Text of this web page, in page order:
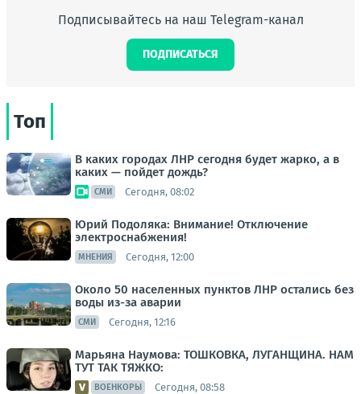
Подписывайтесь на наш Telegram-канал
ПОДПИСАТЬСЯ
Топ
В каких городах ЛНР сегодня будет жарко, а в
каких — пойдет дождь?
СМИ Сегодня, 08:02
Юрий Подоляка: Внимание! Отключение
электроснабжения!
МНЕНИЯ Сегодня, 12:00
Около 50 населенных пунктов ЛНР остались без
воды из-за аварии
СМИ Сегодня, 12:16
Марьяна Наумова: ТОШКОВКА, ЛУГАНЩИНА. НАМ
ТУТ ТАК ТЯЖКО:
ВОЕНКОРЫ Сегодня, 08:58